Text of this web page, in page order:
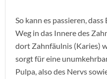
So kann es passieren,
Weg in das Innere des
dort Zahnfäulnis (Karies)
sorgt für eine
Pulpa, also des Nervs